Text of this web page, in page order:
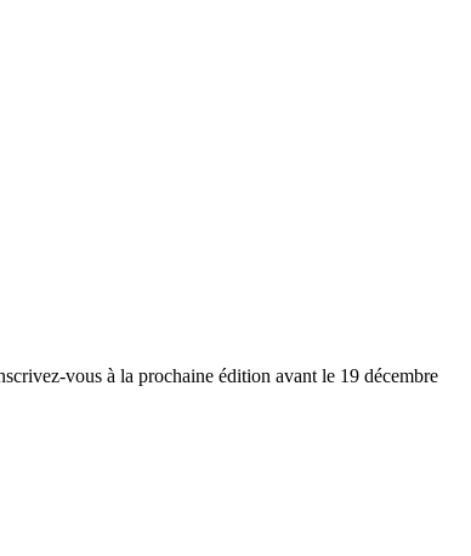
vous à la prochaine édition avant le 19 décembre